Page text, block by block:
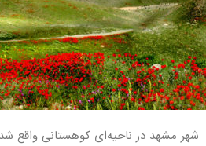
شهر مشهد در ناحیه‌ای کوهستانی